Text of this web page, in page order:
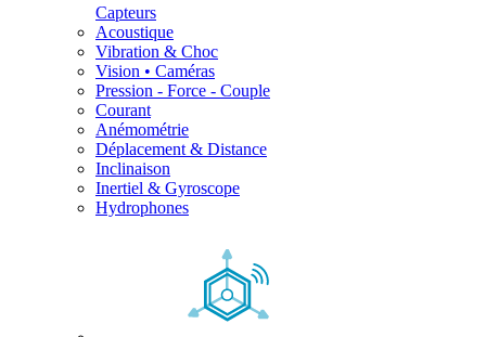
Capteurs
Acoustique
Vibration & Choc
Vision • Caméras
Pression - Force - Couple
Courant
Anémométrie
Déplacement & Distance
Inclinaison
Inertiel & Gyroscope
Hydrophones